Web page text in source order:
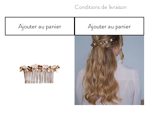
Ajouter au panier
Conditions de livraison
Ajouter au panier